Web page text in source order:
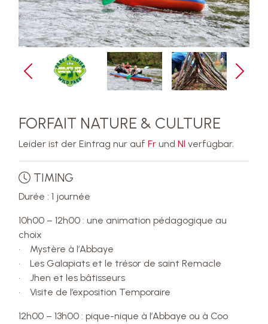
FORFAIT NATURE & CULTURE
Leider ist der Eintrag nur aufFr undNl verfügbar.
TIMING
Durée : 1 journée
10h00 – 12h00 : une animation pédagogique au
choix
• Mystère à l’Abbaye
• Les Galapiats et le trésor de saint Remacle
• Jhen et les bâtisseurs
• Visite de l’exposition Temporaire
12h00 – 13h00 : pique-nique à l’Abbaye ou à Coo